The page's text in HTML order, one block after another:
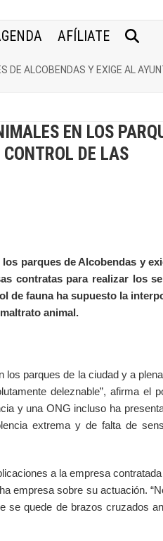
AFÍLIATE
DE ALCOBENDAS Y EXIGE AL
EN LOS
DE LAS
parques de Alcobendas y
contratas para realizar los
de fauna ha supuesto la
animal.
parques de la ciudad y a
deleznable”, afirma el
y una ONG incluso ha
extrema y de falta de
a la empresa contratada
empresa sobre su actuación.
se quede de brazos cruzados